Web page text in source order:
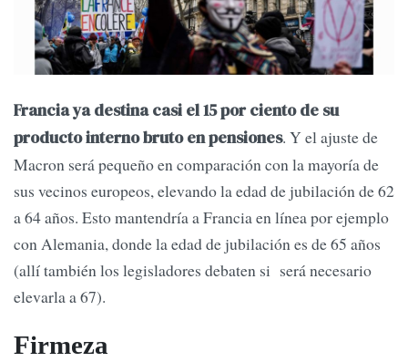
Francia ya destina casi el 15 por ciento de su
producto interno bruto en pensiones. Y el ajuste de
Macron será pequeño en comparación con la mayoría de
sus vecinos europeos, elevando la edad de jubilación de 62
a 64 años. Esto mantendría a Francia en línea por ejemplo
con Alemania, donde la edad de jubilación es de 65 años
(allí también los legisladores debaten si será necesario
elevarla a 67).
Firmeza